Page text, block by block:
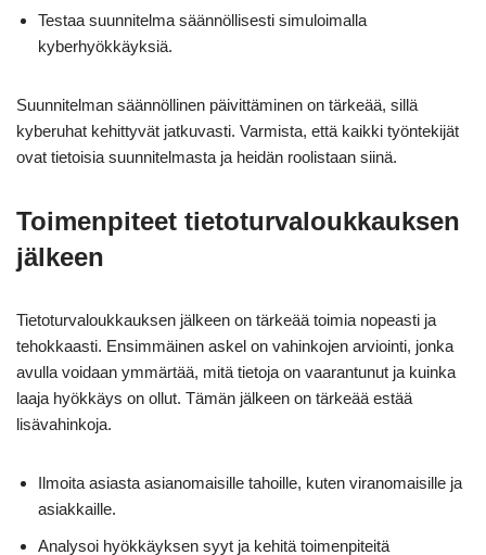
Testaa suunnitelma säännöllisesti simuloimalla
kyberhyökkäyksiä.
Suunnitelman säännöllinen päivittäminen on tärkeää, sillä
kyberuhat kehittyvät jatkuvasti. Varmista, että kaikki työntekijät
ovat tietoisia suunnitelmasta ja heidän roolistaan siinä.
Toimenpiteet tietoturvaloukkauksen
jälkeen
Tietoturvaloukkauksen jälkeen on tärkeää toimia nopeasti ja
tehokkaasti. Ensimmäinen askel on vahinkojen arviointi, jonka
avulla voidaan ymmärtää, mitä tietoja on vaarantunut ja kuinka
laaja hyökkäys on ollut. Tämän jälkeen on tärkeää estää
lisävahinkoja.
Ilmoita asiasta asianomaisille tahoille, kuten viranomaisille ja
asiakkaille.
Analysoi hyökkäyksen syyt ja kehitä toimenpiteitä